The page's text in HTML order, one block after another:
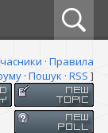
· Правила
· Пошук · RSS ]